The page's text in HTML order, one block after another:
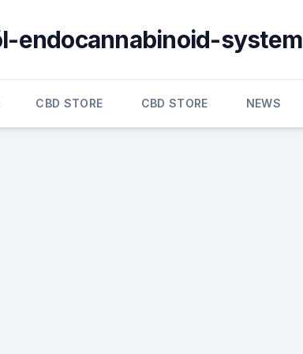
endocannabinoid-system
CBD STORE CBD STORE NEWS